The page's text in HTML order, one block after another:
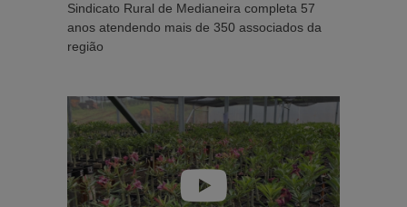
Sindicato Rural de Medianeira completa 57
anos atendendo mais de 350 associados da
região